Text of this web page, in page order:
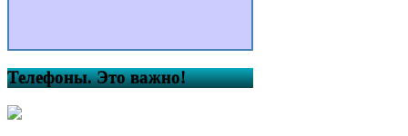
Телефоны. Это важно!